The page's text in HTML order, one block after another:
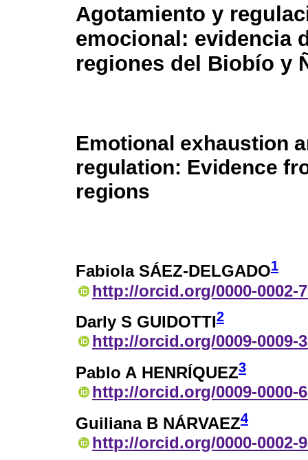
Agotamiento y
emocional: evidencia
regiones del Biobío y
Emotional exhaustion
regulation: Evidence
regions
Fabiola SÁEZ-DELGADO1
http://orcid.org/0000-0002-
Darly S GUIDOTTI2
http://orcid.org/0009-0009-
Pablo A HENRÍQUEZ3
http://orcid.org/0009-0000-
Guiliana B NÁRVAEZ4
http://orcid.org/0000-0002-